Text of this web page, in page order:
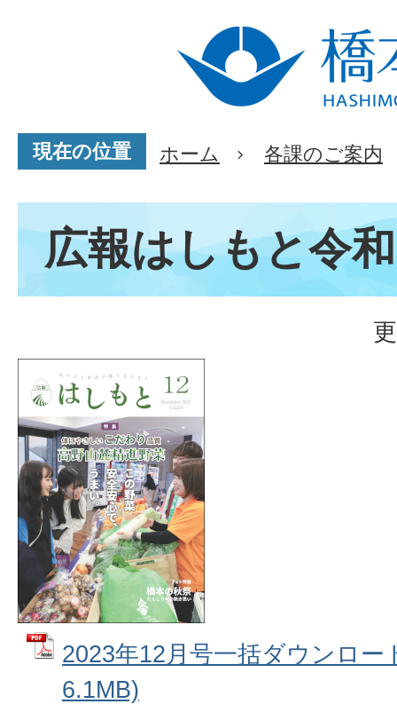
現在の位置 ホーム 各課のご案内
広報はしもと令
2023年12月号一括ダウンロー
6.1MB)